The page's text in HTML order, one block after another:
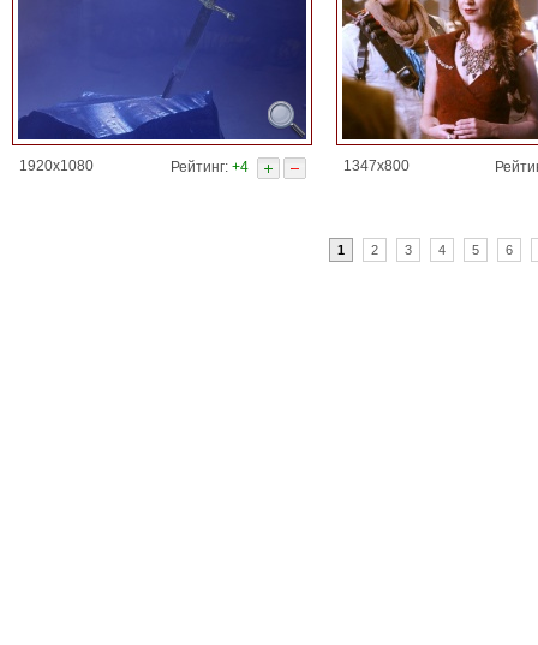
1920x1080 Рейтинг: +4 1347x800
1 2 3 4 5 6